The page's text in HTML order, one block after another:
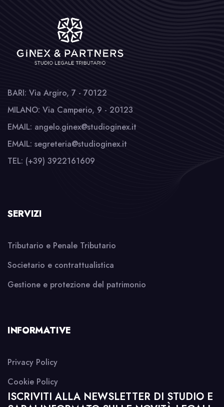
BARI: Via Argiro, 7 - 70122
MILANO: Via Camperio, 9 - 20123
EMAIL: angelo.ginex@studioginex.it
EMAIL: segreteria@studioginex.it
TEL: (+39) 3922161609
SERVIZI
Tributario e Penale Tributario
Societario e contrattualistica
Gestione e protezione del patrimonio
INFORMATIVE
Privacy Policy
Cookie Policy
ISCRIVITI ALLA NEWSLETTER DI STUDIO E